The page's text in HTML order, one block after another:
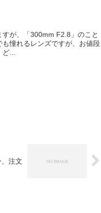
が、「300mm F2.8」のこと
憧れるレンズですが、お値段
ど...
注文